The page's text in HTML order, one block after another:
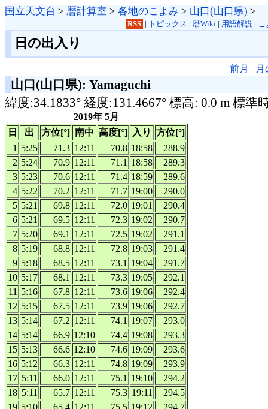
国立天文台 > 暦計算室 > 各地のこよみ > 山口(山口県) >
RSS | トピックス | 暦Wiki| 用語解説| こ
日の出入り
前月 |
山口(山口県): Yamaguchi
緯度:34.1833° 経度:131.4667° 標高: 0.0 m 標準
2019年 5月
日
出 方位[°] 南中 高度[°] 入り
方位[°]
1 5:25 71.3 12:11 70.8 18:58
288.9
2 5:24 70.9 12:11 71.1 18:58
289.3
3 5:23 70.6 12:11 71.4 18:59
289.6
4 5:22 70.2 12:11 71.7 19:00
290.0
5 5:21 69.8 12:11 72.0 19:01
290.4
6 5:21 69.5 12:11 72.3 19:02
290.7
7 5:20 69.1 12:11 72.5 19:02
291.1
8 5:19 68.8 12:11 72.8 19:03
291.4
9 5:18 68.5 12:11 73.1 19:04
291.7
10 5:17 68.1 12:11 73.3 19:05
292.1
11 5:16 67.8 12:11 73.6 19:06
292.4
12 5:15 67.5 12:11 73.9 19:06
292.7
13 5:14 67.2 12:11 74.1 19:07
293.0
14 5:14 66.9 12:10 74.4 19:08
293.3
15 5:13 66.6 12:10 74.6 19:09
293.6
16 5:12 66.3 12:11 74.8 19:09
293.9
17 5:11 66.0 12:11 75.1 19:10
294.2
18 5:11 65.7 12:11 75.3 19:11
294.5
19 5:10 65.4 12:11 75.5 19:12
294.7